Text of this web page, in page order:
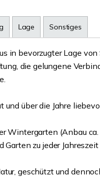
Lage Sonstiges
in bevorzugter Lage
die gelungene
und über die Jahre
Wintergarten (Anbau
Garten zu jeder
geschützt und